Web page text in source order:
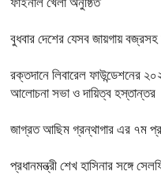
ফাইনাল খেলা অনুষ্ঠিত
বুধবার দেশের যেসব জায়গায় বজ্রসহ
রক্তদানে লিবারেল ফাউন্ডেশনের
আলোচনা সভা ও দায়িত্ব হস্তান্তর
জাগ্রত আছিম গ্রন্থাগার এর ৭ম
প্রধানমন্ত্রী শেখ হাসিনার সঙ্গে